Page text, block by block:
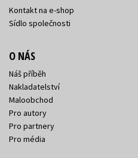
Kontakt na e-shop
Sídlo společnosti
O NÁS
Náš příběh
Nakladatelství
Maloobchod
Pro autory
Pro partnery
Pro média